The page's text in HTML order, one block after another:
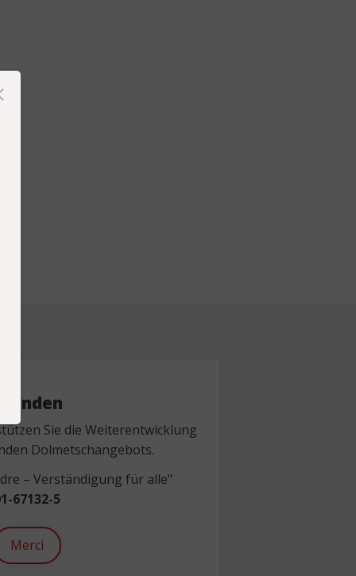
Sie die Weiterentwicklung
Dolmetschangebots.
– Verständigung für alle"
67132-5
Merci